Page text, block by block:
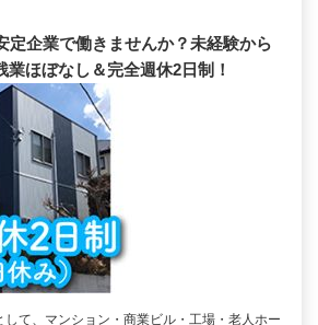
定企業で働きませんか？未経験から
業ほぼなし＆完全週休2日制！
して、マンション・商業ビル・工場・老人ホー